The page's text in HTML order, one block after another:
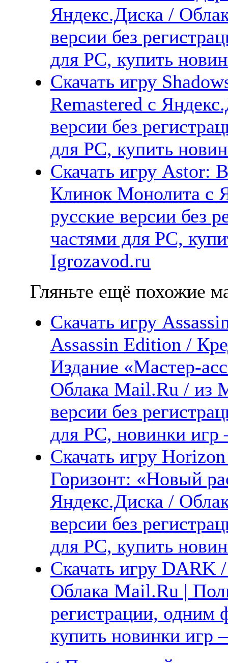
Яндекс.Диска /
версии без
для PC, купить
Скачать игру
Remastered с
версии без
для PC, купить
Скачать игру Astor:
Клинок Монолита с
русские версии без
частями для PC,
Igrozavod.ru
Гляньте ещё похожие
Скачать игру
Assassin Edition /
Издание «Мастер-
Облака Mail.Ru / из
версии без
для PC, новинки
Скачать игру
Горизонт: «Новый
Яндекс.Диска /
версии без
для PC, купить
Скачать игру
Облака Mail.Ru |
регистрации, одним
купить новинки